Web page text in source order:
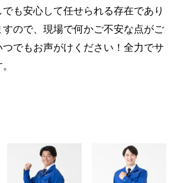
も安心して任せられる存在であり
ので、現場で何かご不安な点がご
でもお声がけください！全力でサ